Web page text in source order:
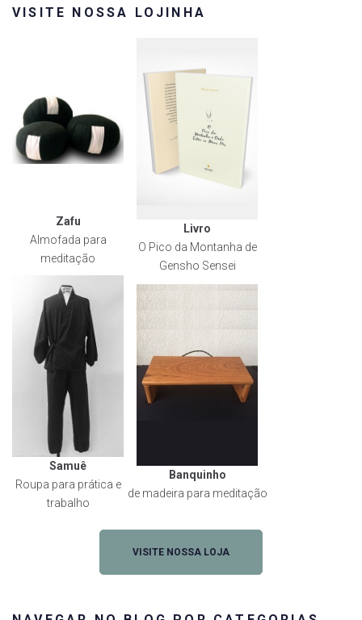
VISITE NOSSA LOJINHA
Zafu
Almofada para
meditação
Livro
O Pico da Montanha de
Gensho Sensei
Samuê
Roupa para prática e
trabalho
Banquinho
de madeira para meditação
VISITE NOSSA LOJA